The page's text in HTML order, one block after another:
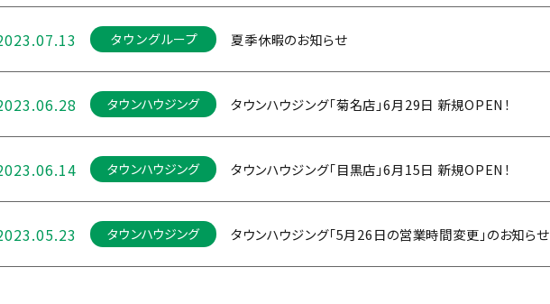
タウングループ 夏季休暇のお知らせ
タウンハウジング タウンハウジング「菊名店」6月29日 新規OPEN！
タウンハウジング タウンハウジング「目黒店」6月15日 新規OPEN！
タウンハウジング タウンハウジング「5月26日の営業時間変更」のお知らせ